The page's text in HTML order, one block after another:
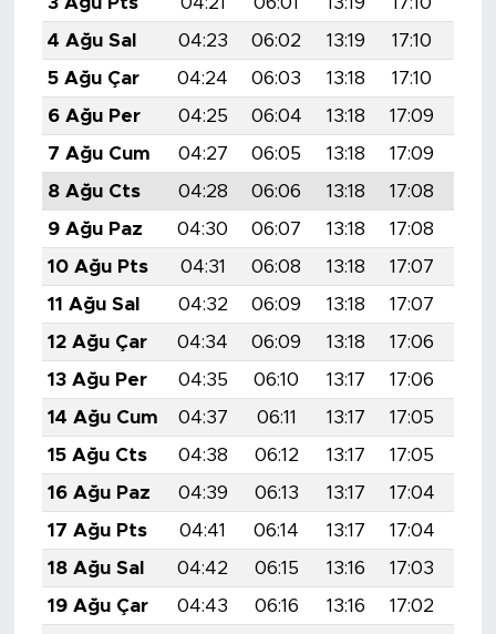
4 Ağu Sal
04:23 06:02 13:19 17:10
5 Ağu Çar
04:24 06:03 13:18 17:10
6 Ağu Per
04:25 06:04 13:18 17:09
7 Ağu Cum
04:27 06:05 13:18 17:09
8 Ağu Cts
04:28 06:06 13:18 17:08
9 Ağu Paz
04:30 06:07 13:18 17:08
10 Ağu Pts
04:31 06:08 13:18 17:07
11 Ağu Sal
04:32 06:09 13:18 17:07
12 Ağu Çar
04:34 06:09 13:18 17:06
13 Ağu Per
04:35 06:10 13:17 17:06
14 Ağu Cum
04:37 06:11 13:17 17:05
15 Ağu Cts
04:38 06:12 13:17 17:05
16 Ağu Paz
04:39 06:13 13:17 17:04
17 Ağu Pts
04:41 06:14 13:17 17:04
18 Ağu Sal
04:42 06:15 13:16 17:03
19 Ağu Çar
04:43 06:16 13:16 17:02